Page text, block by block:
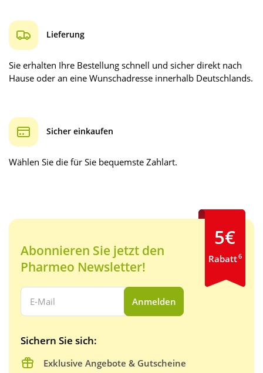
Lieferung
Sie erhalten Ihre Bestellung schnell und sicher direkt nach
Hause oder an eine Wunschadresse innerhalb Deutschlands.
Sicher einkaufen
Wählen Sie die für Sie bequemste Zahlart.
Abonnieren Sie jetzt den
Pharmeo Newsletter!
Ihre E-Mail Adresse:
Anmelden
Sichern Sie sich:
Exklusive Angebote & Gutscheine
5€
Rabatt6